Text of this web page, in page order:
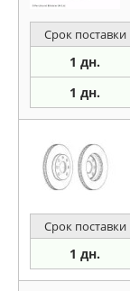
Срок поставки
1 дн.
1 дн.
Срок поставки
1 дн.